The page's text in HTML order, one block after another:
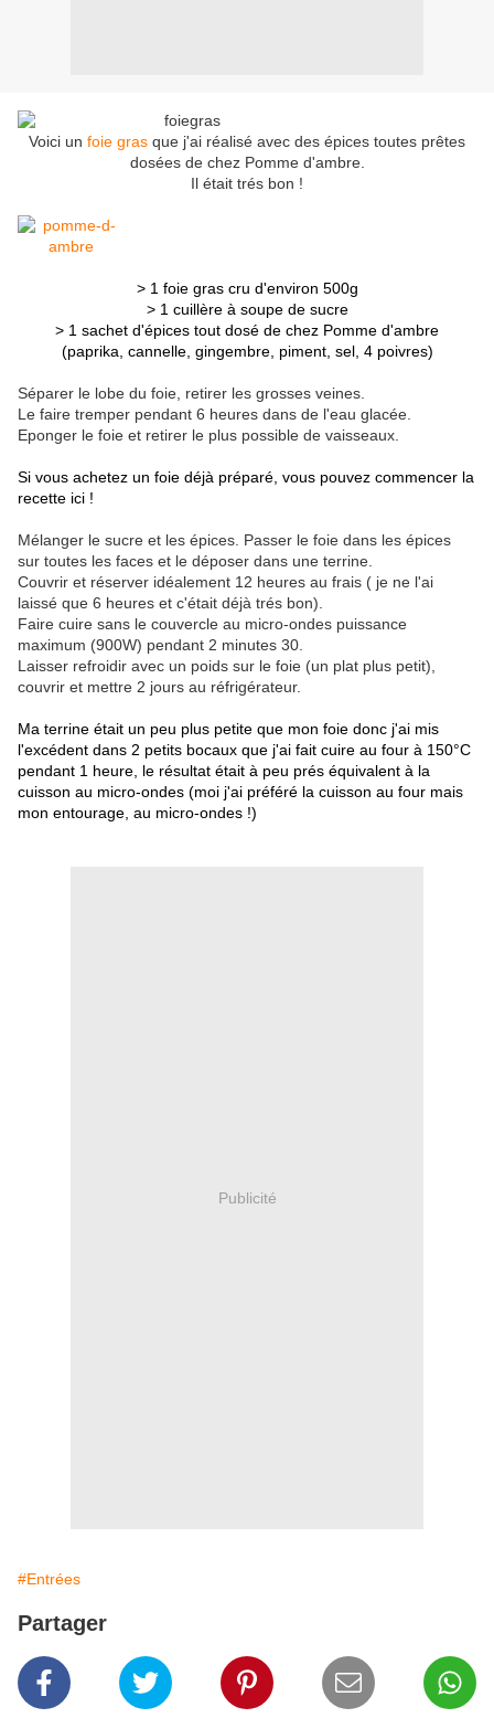
Voici un foie gras que j'ai réalisé avec des épices toutes prêtes
dosées de chez Pomme d'ambre.
Il était trés bon !
> 1 foie gras cru d'environ 500g
> 1 cuillère à soupe de sucre
> 1 sachet d'épices tout dosé de chez Pomme d'ambre
(paprika, cannelle, gingembre, piment, sel, 4 poivres)
Séparer le lobe du foie, retirer les grosses veines.
Le faire tremper pendant 6 heures dans de l'eau glacée.
Eponger le foie et retirer le plus possible de vaisseaux.
Si vous achetez un foie déjà préparé, vous pouvez commencer la
recette ici !
Mélanger le sucre et les épices. Passer le foie dans les épices
sur toutes les faces et le déposer dans une terrine.
Couvrir et réserver idéalement 12 heures au frais ( je ne l'ai
laissé que 6 heures et c'était déjà trés bon).
Faire cuire sans le couvercle au micro-ondes puissance
maximum (900W) pendant 2 minutes 30.
Laisser refroidir avec un poids sur le foie (un plat plus petit),
couvrir et mettre 2 jours au réfrigérateur.
Ma terrine était un peu plus petite que mon foie donc j'ai mis
l'excédent dans 2 petits bocaux que j'ai fait cuire au four à 150°C
pendant 1 heure, le résultat était à peu prés équivalent à la
cuisson au micro-ondes (moi j'ai préféré la cuisson au four mais
mon entourage, au micro-ondes !)
Publicité
#Entrées
Partager